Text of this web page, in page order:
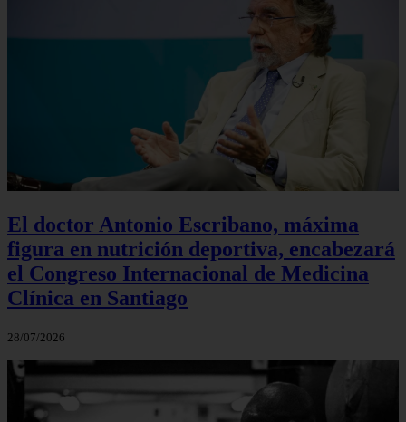
El doctor Antonio Escribano, máxima
figura en nutrición deportiva, encabezará
el Congreso Internacional de Medicina
Clínica en Santiago
28/07/2026